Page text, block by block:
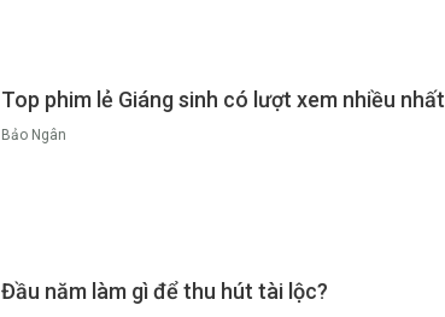
Top phim lẻ Giáng sinh có lượt xem nhiều nhất
Bảo Ngân
Đầu năm làm gì để thu hút tài lộc?